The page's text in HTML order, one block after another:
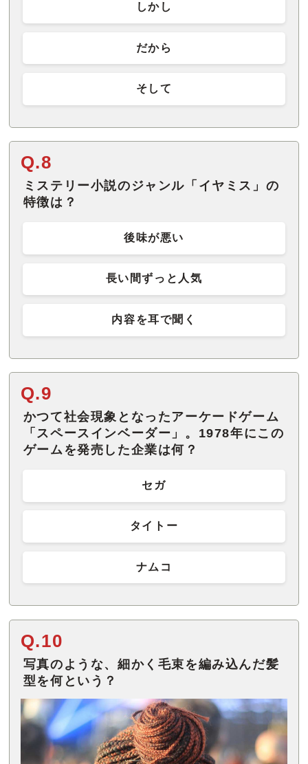
しかし
だから
そして
Q.8
ミステリー小説のジャンル「イヤミス」の
特徴は？
後味が悪い
長い間ずっと人気
内容を耳で聞く
Q.9
かつて社会現象となったアーケードゲーム
「スペースインベーダー」。1978年にこの
ゲームを発売した企業は何？
セガ
タイトー
ナムコ
Q.10
写真のような、細かく毛束を編み込んだ髪
型を何という？